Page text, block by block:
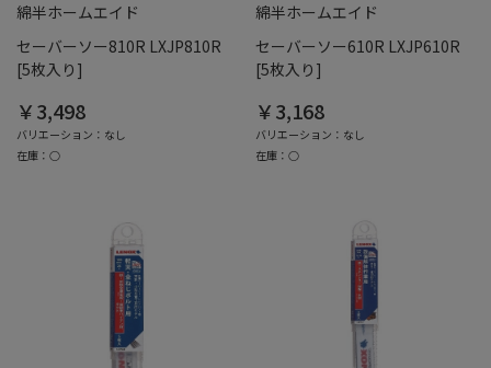
綿半ホームエイド
セーバーソー810R LXJP810R
[5枚入り]
￥3,498
バリエーション：なし
在庫：○
綿半ホームエイド
セーバーソー610R LXJP610R
[5枚入り]
￥3,168
バリエーション：なし
在庫：○